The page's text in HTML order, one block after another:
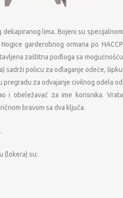
lima. Bojeni su specijalnom
garderobnog ormana po HACCP
zaštitna podloga sa mogućnošću
sadrži policu za odlaganje odeće, šipku
pregradu za odvajanje civilnog odela od
i obeležavač za ime korisnika. Vrata
bravom sa dva ključa.
(lokera) su: